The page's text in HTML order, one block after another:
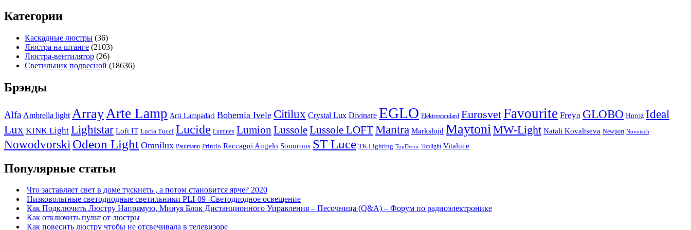
Категории
Каскадные люстры (36)
Люстра на штанге (2103)
Люстра-вентилятор (26)
Светильник подвесной (18636)
Брэнды
Alfa Ambrella light Array Arte Lamp Arti Lampadari Bohemia Ivele Citilux Crystal Lux Divinare EGLO Elektrostandard EurosvetFavourite Freya GLOBO Horoz Ideal
Lux KINK Light Lightstar Loft IT Lucia Tucci Lucide Luminex Lumion LussoleLussole LOFTMantra Markslojd Maytoni MW-Light Natali Kovaltseva Newport Novotech
Nowodvorski Odeon Light Omnilux Paulmann Printio Reccagni Angelo Sonorous ST Luce TK Lighting TopDecor Toplight Vitaluce
Популярные статьи
Что заставляет свет в доме тускнеть , а потом становится ярче? 2020
Низковольтные светодиодные светильники PLI-09 -Светодиодное освещение
Как Подключить Люстру Напрямую, Минуя Блок Дистанционного Управления – Песочница (Q&A) – Форум по радиоэлектронике
Как отключить пульт от люстры
Как повесить люстру чтобы не отсвечивала в телевизоре